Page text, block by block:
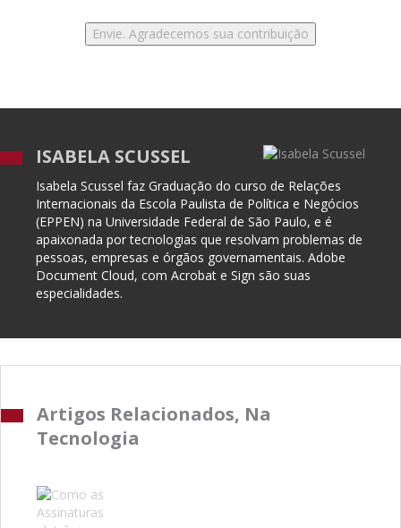
ISABELA SCUSSEL
Isabela Scussel faz Graduação do curso de Relações
Internacionais da Escola Paulista de Política e Negócios
(EPPEN) na Universidade Federal de São Paulo, e é
apaixonada por tecnologias que resolvam problemas de
pessoas, empresas e órgãos governamentais. Adobe
Document Cloud, com Acrobat e Sign são suas
especialidades.
Artigos Relacionados, Na
Tecnologia